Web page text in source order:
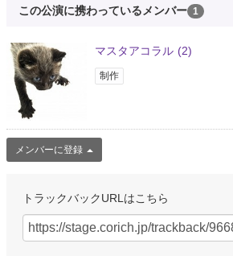
この公演に携わっているメンバー 1
マスタアコラル (2)
制作
メンバーに登録
トラックバックURLはこちら